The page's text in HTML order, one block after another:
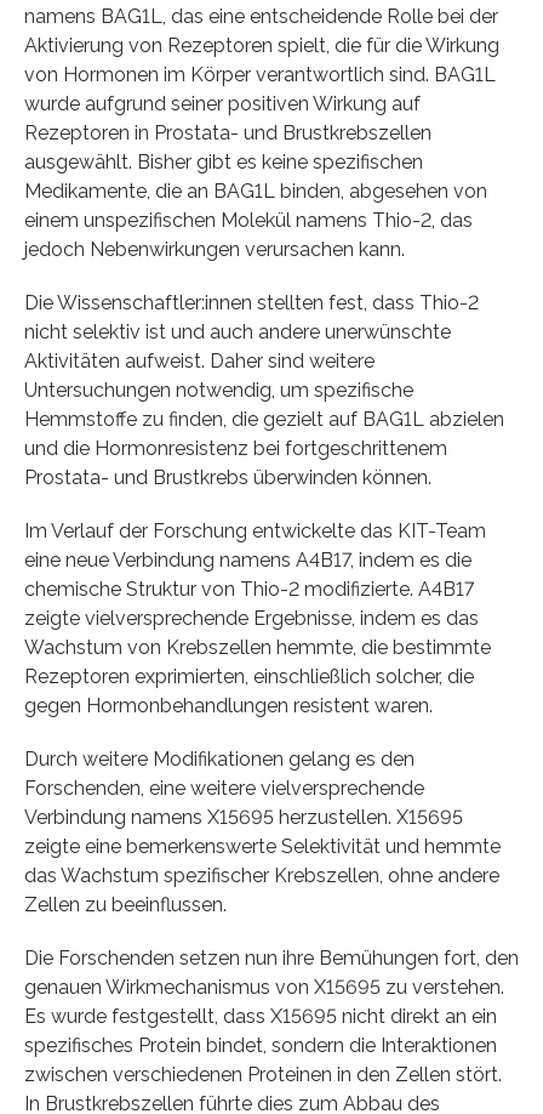
namens BAG1L, das eine entscheidende Rolle bei der
Aktivierung von Rezeptoren spielt, die für die Wirkung
von Hormonen im Körper verantwortlich sind. BAG1L
wurde aufgrund seiner positiven Wirkung auf
Rezeptoren in Prostata- und Brustkrebszellen
ausgewählt. Bisher gibt es keine spezifischen
Medikamente, die an BAG1L binden, abgesehen von
einem unspezifischen Molekül namens Thio-2, das
jedoch Nebenwirkungen verursachen kann.
Die Wissenschaftler:innen stellten fest, dass Thio-2
nicht selektiv ist und auch andere unerwünschte
Aktivitäten aufweist. Daher sind weitere
Untersuchungen notwendig, um spezifische
Hemmstoffe zu finden, die gezielt auf BAG1L abzielen
und die Hormonresistenz bei fortgeschrittenem
Prostata- und Brustkrebs überwinden können.
Im Verlauf der Forschung entwickelte das KIT-Team
eine neue Verbindung namens A4B17, indem es die
chemische Struktur von Thio-2 modifizierte. A4B17
zeigte vielversprechende Ergebnisse, indem es das
Wachstum von Krebszellen hemmte, die bestimmte
Rezeptoren exprimierten, einschließlich solcher, die
gegen Hormonbehandlungen resistent waren.
Durch weitere Modifikationen gelang es den
Forschenden, eine weitere vielversprechende
Verbindung namens X15695 herzustellen. X15695
zeigte eine bemerkenswerte Selektivität und hemmte
das Wachstum spezifischer Krebszellen, ohne andere
Zellen zu beeinflussen.
Die Forschenden setzen nun ihre Bemühungen fort, den
genauen Wirkmechanismus von X15695 zu verstehen.
Es wurde festgestellt, dass X15695 nicht direkt an ein
spezifisches Protein bindet, sondern die Interaktionen
zwischen verschiedenen Proteinen in den Zellen stört.
In Brustkrebszellen führte dies zum Abbau des